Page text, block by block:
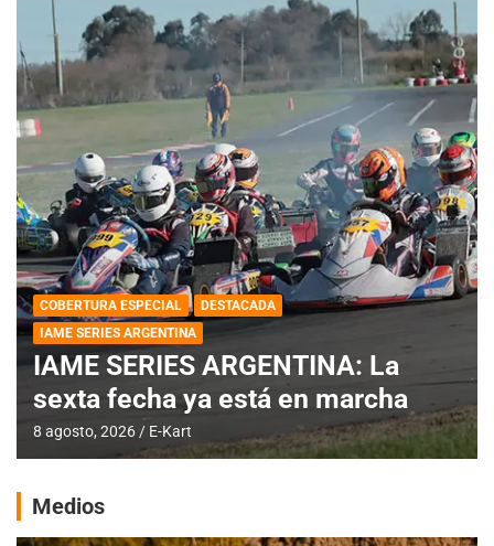
COBERTURA ESPECIAL
DESTACADA
IAME SERIES ARGENTINA
IAME SERIES ARGENTINA: La
sexta fecha ya está en marcha
8 agosto, 2026 E-Kart
Medios